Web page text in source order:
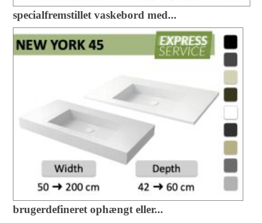
specialfremstillet vaskebord med...
brugerdefineret ophængt eller...